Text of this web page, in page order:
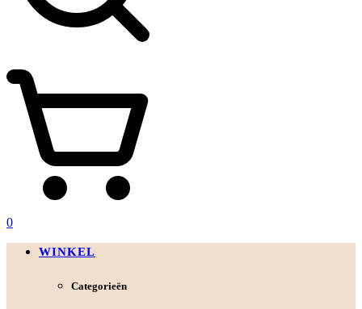
0
WINKEL
Categorieën